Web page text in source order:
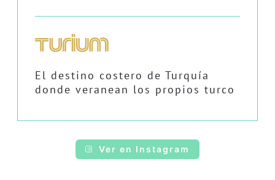
El destino costero de Turquía
donde veranean los propios turco
Ver en Instagram